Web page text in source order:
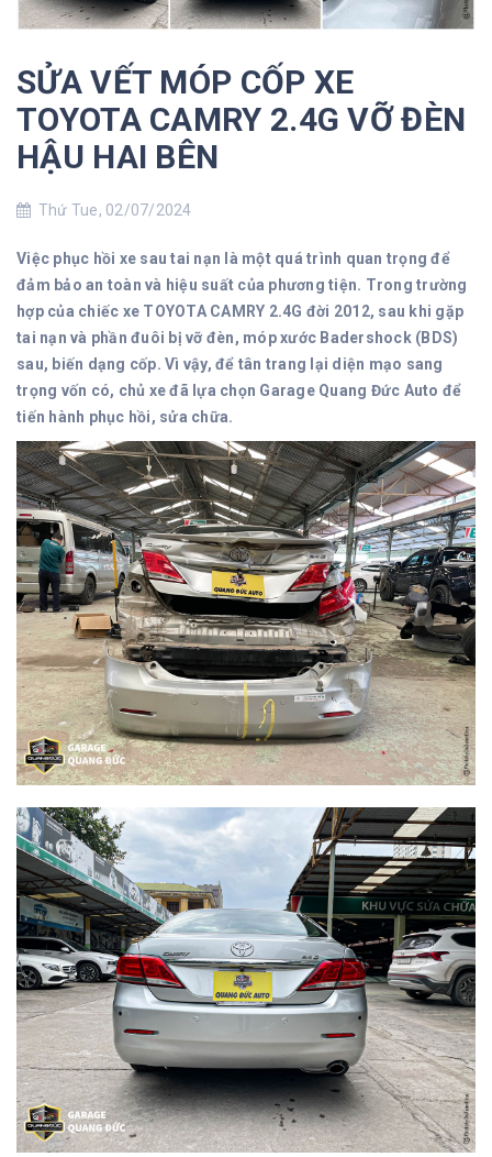
SỬA VẾT MÓP CỐP XE
TOYOTA CAMRY 2.4G VỠ ĐÈN
HẬU HAI BÊN
Thứ Tue, 02/07/2024
Việc phục hồi xe sau tai nạn là một quá trình quan trọng để
đảm bảo an toàn và hiệu suất của phương tiện. Trong trường
hợp của chiếc xe TOYOTA CAMRY 2.4G đời 2012, sau khi gặp
tai nạn và phần đuôi bị vỡ đèn, móp xước Badershock (BDS)
sau, biến dạng cốp. Vì vậy, để tân trang lại diện mạo sang
trọng vốn có, chủ xe đã lựa chọn Garage Quang Đức Auto để
tiến hành phục hồi, sửa chữa.